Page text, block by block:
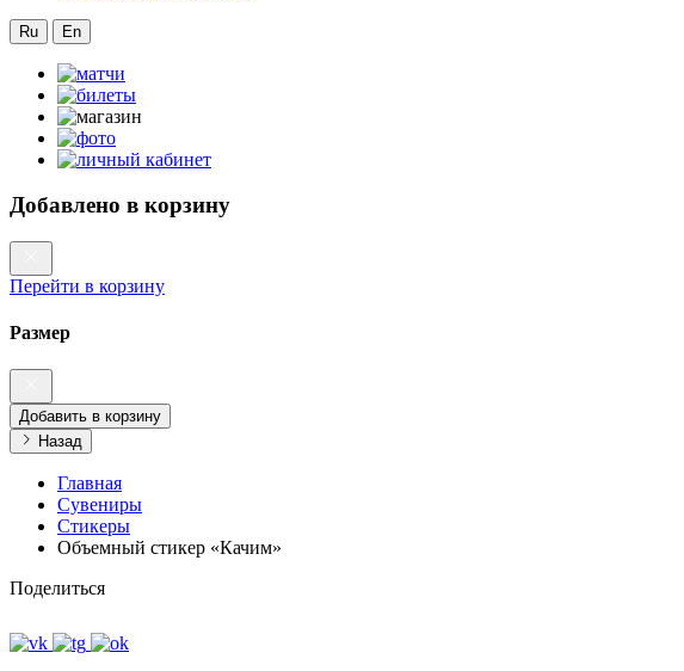
Ru En
Добавлено в корзину
Перейти в корзину
Размер
Добавить в корзину
Назад
Главная
Сувениры
Стикеры
Объемный стикер «Качим»
Поделиться